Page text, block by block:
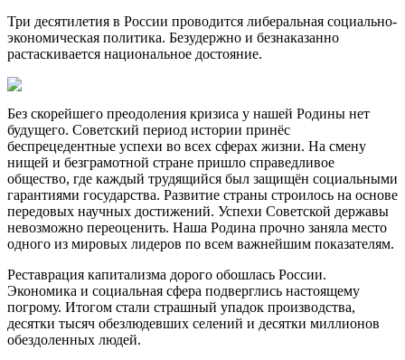
Три десятилетия в России проводится либеральная социально-
экономическая политика. Безудержно и безнаказанно
растаскивается национальное достояние.
Без скорейшего преодоления кризиса у нашей Родины нет
будущего. Советский период истории принёс
беспрецедентные успехи во всех сферах жизни. На смену
нищей и безграмотной стране пришло справедливое
общество, где каждый трудящийся был защищён социальными
гарантиями государства. Развитие страны строилось на основе
передовых научных достижений. Успехи Советской державы
невозможно переоценить. Наша Родина прочно заняла место
одного из мировых лидеров по всем важнейшим показателям.
Реставрация капитализма дорого обошлась России.
Экономика и социальная сфера подверглись настоящему
погрому. Итогом стали страшный упадок производства,
десятки тысяч обезлюдевших селений и десятки миллионов
обездоленных людей.